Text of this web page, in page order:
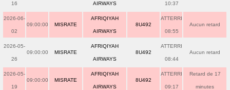
16 AIRWAYS 10:37
2026-06-
02
09:00:00 MISRATE
AFRIQIYAH
AIRWAYS
8U492
ATTERRI
08:55
Aucun retard
2026-05-
26
09:00:00 MISRATE
AFRIQIYAH
AIRWAYS
8U492
ATTERRI
08:44
Aucun retard
2026-05-
19
09:00:00 MISRATE
AFRIQIYAH
AIRWAYS
8U492
ATTERRI
09:17
Retard de 17
minutes